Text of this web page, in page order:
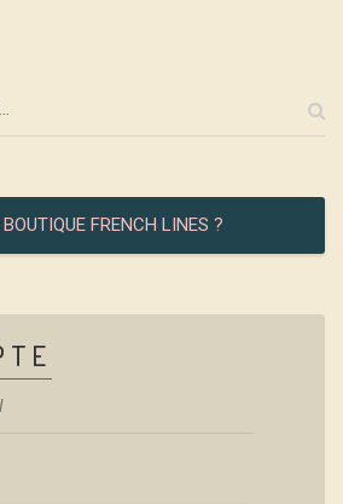
FRENCH LINES ?